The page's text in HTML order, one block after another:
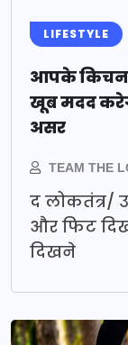
LIFESTYLE
आपके किचन
खूब मदद
असर
TEAM THE
द लोकतंत्र/
और फिट
दिखने